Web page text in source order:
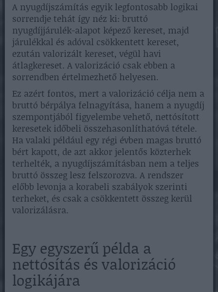
A nyugdíjszámítás egyik legfontosabb logikai
sorrendje tehát így néz ki: bruttó
nyugdíjjárulék-alapot képező kereset, majd
járulékkal és adóval csökkentett kereset,
ezután valorizált kereset, végül havi
átlagkereset. A valorizáció csak ebben a
sorrendben értelmezhető helyesen.
Ez azért fontos, mert a valorizáció célja nem a
bruttó bérpálya felnagyítása, hanem a nyugdíj
szempontjából figyelembe vehető, nettósított
keresetek időbeli összehasonlíthatóvá tétele.
Ha valaki például egy régi évben magas bruttó
bért kapott, de azt akkor jelentős közterhek
terhelték, a nyugdíjszámításban nem a teljes
bruttó összeg lesz felszorozva. A rendszer
előbb levonja a korabeli szabályok szerinti
terheket, és csak a csökkentett összeg kerül
valorizálásra.
Egy egyszerű példa a
nettósítás és valorizáció
logikájára